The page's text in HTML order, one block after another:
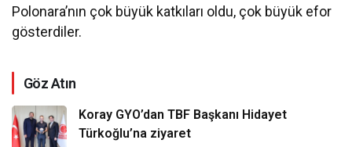
Polonara’nın çok büyük katkıları oldu, çok büyük efor
gösterdiler.
Göz Atın
Koray GYO’dan TBF Başkanı Hidayet
Türkoğlu’na ziyaret